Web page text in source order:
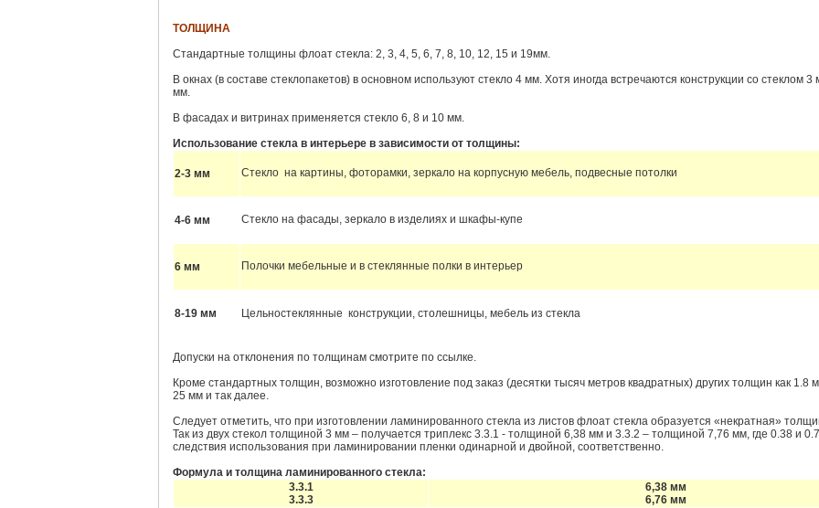
ТОЛЩИНА
Стандартные толщины флоат стекла: 2, 3, 4, 5, 6, 7, 8, 10, 12, 15 и 19мм.
В окнах (в составе стеклопакетов) в основном используют стекло 4 мм. Хотя иногда встречаются конструкции со стеклом 3
мм.
В фасадах и витринах применяется стекло 6, 8 и 10 мм.
Использование стекла в интерьере в зависимости от толщины:
2-3 мм Стекло на картины, фоторамки, зеркало на корпусную мебель, подвесные потолки
4-6 мм Стекло на фасады, зеркало в изделиях и шкафы-купе
6 мм Полочки мебельные и в стеклянные полки в интерьер
8-19 мм Цельностеклянные конструкции, столешницы, мебель из стекла
Допуски на отклонения по толщинам смотрите по ссылке.
Кроме стандартных толщин, возможно изготовление под заказ (десятки тысяч метров квадратных) других толщин как 1.8
25 мм и так далее.
Следует отметить, что при изготовлении ламинированного стекла из листов флоат стекла образуется «некратная»
Так из двух стекол толщиной 3 мм – получается триплекс 3.3.1 - толщиной 6,38 мм и 3.3.2 – толщиной 7,76 мм, где 0.38 и
следствия использования при ламинировании пленки одинарной и двойной, соответственно.
Формула и толщина ламинированного стекла:
3.3.1
3.3.3
6,38 мм
6,76 мм